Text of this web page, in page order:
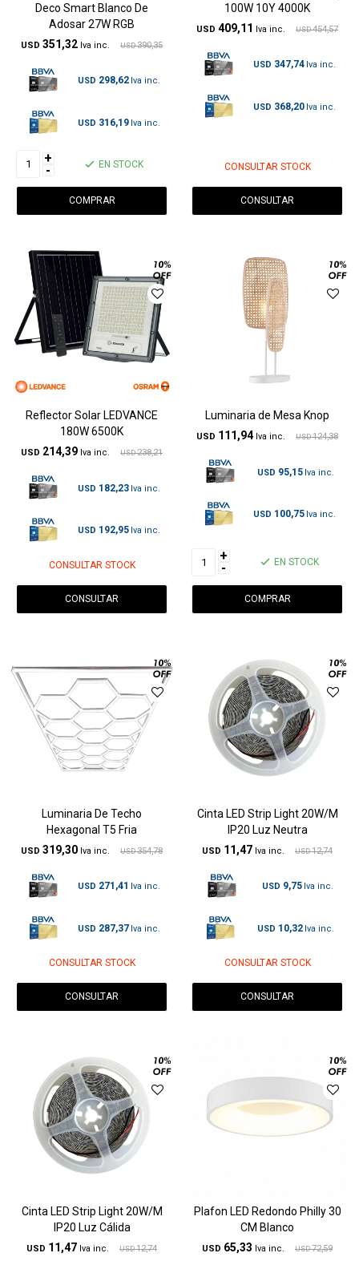
Deco Smart Blanco De
Adosar 27W RGB
USD 351,32 USD 390,35
USD 298,62
USD 316,19
+
- EN STOCK
100W 10Y 4000K
USD 409,11 USD 454,57
USD 347,74
USD 368,20
CONSULTAR STOCK
CONSULTAR
Reflector Solar LEDVANCE
180W 6500K
USD 214,39 USD 238,21
USD 182,23
USD 192,95
CONSULTAR STOCK
CONSULTAR
Luminaria de Mesa Knop
USD 111,94 USD 124,38
USD 95,15
USD 100,75
+
- EN STOCK
Luminaria De Techo
Hexagonal T5 Fria
USD 319,30 USD 354,78
USD 271,41
USD 287,37
CONSULTAR STOCK
CONSULTAR
Cinta LED Strip Light 20W/M
IP20 Luz Neutra
USD 11,47 USD 12,74
USD 9,75
USD 10,32
CONSULTAR STOCK
CONSULTAR
Cinta LED Strip Light 20W/M
IP20 Luz Cálida
USD 11,47 USD 12,74
Plafon LED Redondo Philly 30
CM Blanco
USD 65,33 USD 72,59